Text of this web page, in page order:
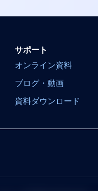
サポート
オンライン資料
ブログ・動画
資料ダウンロード